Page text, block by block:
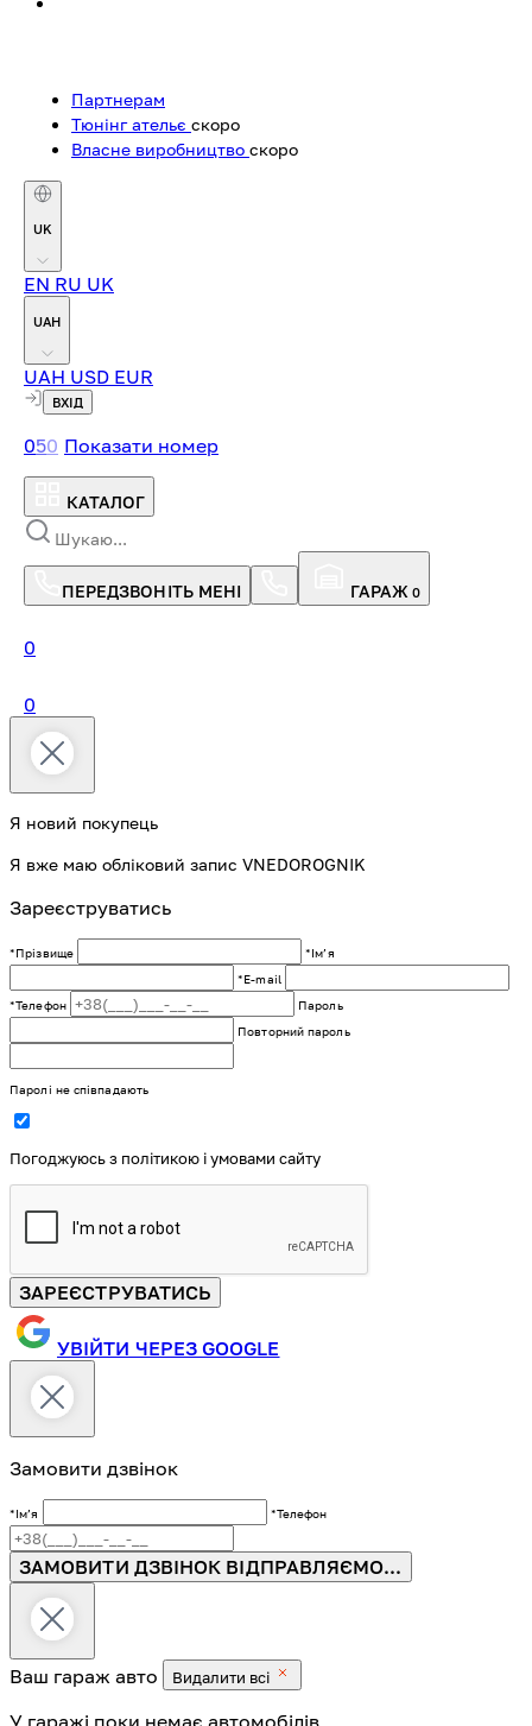
Партнерам
Тюнінг ательє скоро
Власне виробництво скоро
UK
EN RU UK
UAH
UAH USD EUR
ВХІД
050 Показати номер
КАТАЛОГ
ПЕРЕДЗВОНІТЬ МЕНІ ГАРАЖ 0
0
0
Я новий покупець
Я вже маю обліковий запис VNEDOROGNIK
Зареєструватись
*Прізвище
*Імʼя
*E-mail
*Телефон
Пароль
Повторний пароль
Паролі не співпадають
Погоджуюсь з політикою і умовами сайту
ЗАРЕЄСТРУВАТИСЬ
УВІЙТИ ЧЕРЕЗ GOOGLE
Замовити дзвінок
*Імʼя *Телефон
ЗАМОВИТИ ДЗВІНОК ВІДПРАВЛЯЄМО...
Ваш гараж авто Видалити всі
У гаражі поки немає автомобілів